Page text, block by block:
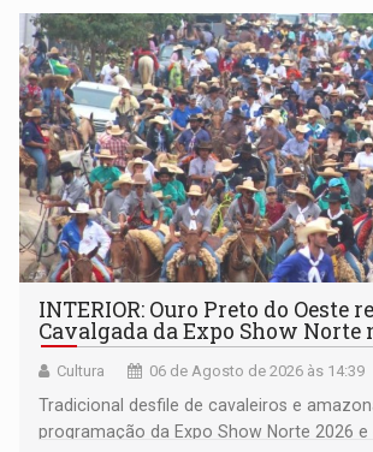
Pedro Geovar (PP) e a vice-prefeita
(NOVO)
INTERIOR: Ouro Preto do Oeste
Cavalgada da Expo Show Norte
Cultura 06 de Agosto de 2026 às 14:39
Tradicional desfile de cavaleiros e
programação da Expo Show Norte 2026 e